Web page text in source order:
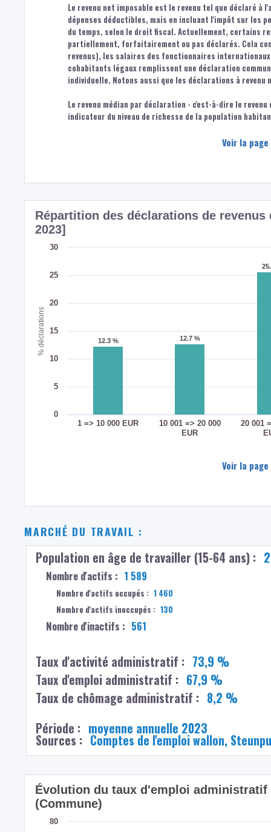
Le revenu net imposable est le revenu tel que déclaré
dépenses déductibles, mais en incluant l'impôt sur les
du temps, selon le droit fiscal. Actuellement, certains
partiellement, forfaitairement ou pas déclarés. Cela
revenus), les salaires des fonctionnaires
cohabitants légaux remplissent une déclaration
individuelle. Notons aussi que les déclarations à
Le revenu médian par déclaration - c'est-à-dire le
indicateur du niveau de richesse de la population
Voir la
% déclarations
Répartition des déclarations de revenus
2023]
1 => 10 000 EUR
10 001 => 20 000
EUR
20 001
0
5
10
15
20
25
30
12.3 %
12.3 % 12.7 %
12.7 %
Voir la
MARCHÉ DU TRAVAIL :
Population en âge de travailler (15-64 ans) :
Nombre d'actifs : 1 589
Nombre d'actifs occupés : 1 460
Nombre d'actifs inoccupés : 130
Nombre d'inactifs : 561
Taux d'activité administratif : 73,9 %
Taux d'emploi administratif : 67,9 %
Taux de chômage administratif : 8,2 %
Période : moyenne annuelle 2023
Sources : Comptes de l'emploi wallon,
Évolution du taux d'emploi administratif
(Commune)
80